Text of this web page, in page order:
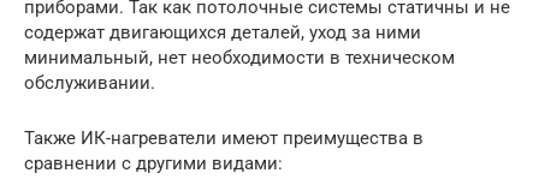
приборами. Так как потолочные системы статичны и не
содержат двигающихся деталей, уход за ними
минимальный, нет необходимости в техническом
обслуживании.
Также ИК-нагреватели имеют преимущества в
сравнении с другими видами: